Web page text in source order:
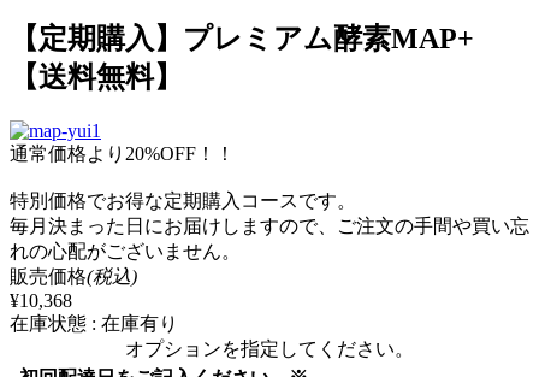
【定期購入】プレミアム酵素MAP+
【送料無料】
通常価格より20%OFF！！
特別価格でお得な定期購入コースです。
毎月決まった日にお届けしますので、ご注文の手間や買い忘
れの心配がございません。
販売価格(税込)
¥10,368
在庫状態 : 在庫有り
オプションを指定してください。